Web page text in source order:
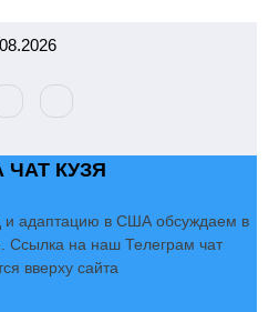
КУЗЯ
и адаптацию в США обсуждаем в
Ссылка на наш Телеграм чат
вверху сайта